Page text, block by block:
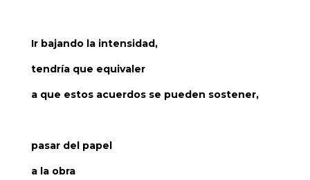
Ir bajando la intensidad,
tendría que equivaler
a que estos acuerdos se pueden sostener,
pasar del papel
a la obra